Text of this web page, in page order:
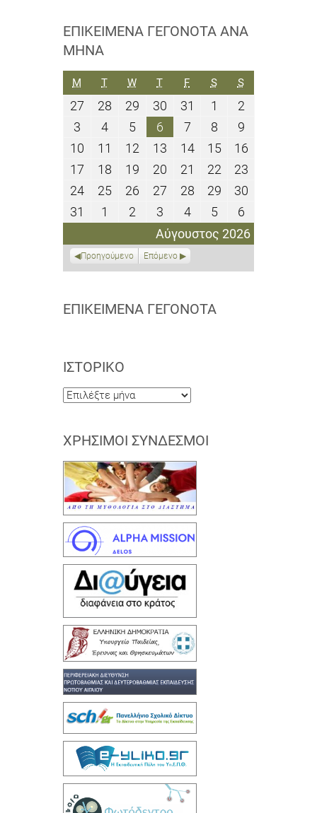
ΕΠΙΚΕΊΜΕΝΑ ΓΕΓΟΝΌΤΑ ΑΝΆ
ΜΉΝΑ
Αύγουστος 2026
M ΔΕΥΤΈΡΑ
TΤΡΊΤΗ
WΤΕΤΆΡΤΗ
TΠΈΜΠΤΗ
FΠΑΡΑΣΚΕΥΉ
SΣΆΒΒΑΤΟ
SΚΥΡΙΑΚΉ
27
Ιουλίου
2026
28
Ιουλίου
2026
29
Ιουλίου
2026
30
Ιουλίου
2026
31
Ιουλίου
2026
1
Αυγούστου
2026
22
3
Αυγούστου
2026
44
Αυγούστου
2026
55
Αυγούστου
2026
6
Αυγούστου
2026
77
Αυγούστου
2026
88
Αυγούστου
2026
99
Αυγούστου
2026
10
Αυγούστου
2026
11
Αυγούστου
2026
12
Αυγούστου
2026
13
Αυγούστου
2026
1414
Αυγούστου
2026
1515
Αυγούστου
2026
1616
Αυγούστου
2026
17
Αυγούστου
2026
18
Αυγούστου
2026
19
Αυγούστου
2026
20
Αυγούστου
2026
21
Αυγούστου
2026
2222
Αυγούστου
2026
2323
2026
2424
Αυγούστου
2026
2525
Αυγούστου
2026
26
Αυγούστου
2026
27
Αυγούστου
2026
2828
Αυγούστου
2026
2929
Αυγούστου
2026
3030
2026
31
Αυγούστου
1
Σεπτεμβρίου
2
Σεπτεμβρίου
2026
3
Σεπτεμβρίου
2026
44
Σεπτεμβρίου
2026
55
Σεπτεμβρίου
2026
66
2026
Προηγούμενο Επόμενο
ΕΠΙΚΕΊΜΕΝΑ ΓΕΓΟΝΌΤΑ
ΙΣΤΟΡΙΚΌ
Ιστορικό
ΧΡΉΣΙΜΟΙ ΣΎΝΔΕΣΜΟΙ